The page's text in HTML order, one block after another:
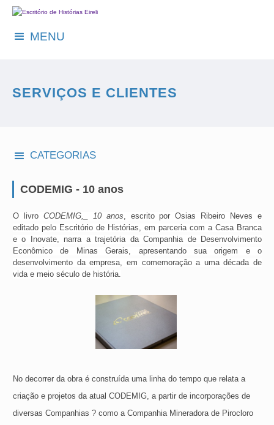
MENU
SERVIÇOS E CLIENTES
CATEGORIAS
CODEMIG - 10 anos
O livro CODEMIG,_ 10 anos, escrito por Osias Ribeiro Neves e
editado pelo Escritório de Histórias, em parceria com a Casa Branca
e o Inovate, narra a trajetória da Companhia de Desenvolvimento
Econômico de Minas Gerais, apresentando sua origem e o
desenvolvimento da empresa, em comemoração a uma década de
vida e meio século de história.
No decorrer da obra é construída uma linha do tempo que relata a
criação e projetos da atual CODEMIG, a partir de incorporações de
diversas Companhias ? como a Companhia Mineradora de Pirocloro